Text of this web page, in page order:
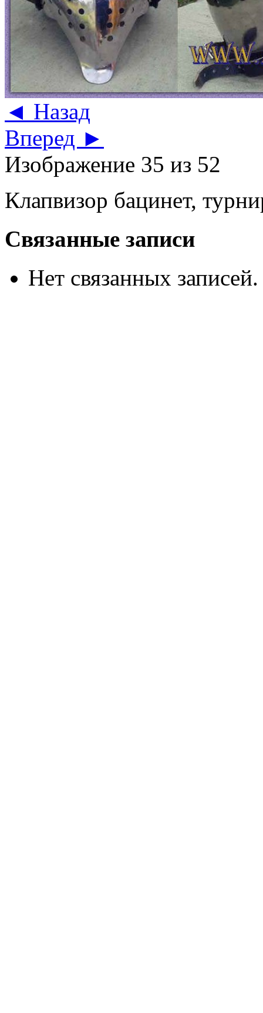
◄ Назад
Вперед ►
Изображение 35 из 52
Клапвизор бацинет,
Связанные записи
Нет связанных записей.